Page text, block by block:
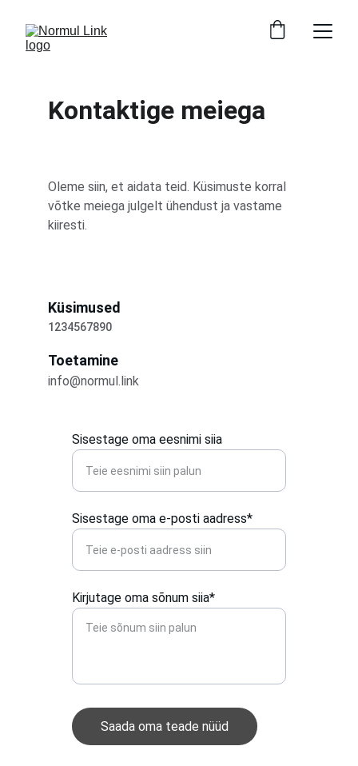
Kontaktige meiega
Oleme siin, et aidata teid. Küsimuste korral
võtke meiega julgelt ühendust ja vastame
kiiresti.
Küsimused
1234567890
Toetamine
info@normul.link
Sisestage oma eesnimi siia
Sisestage oma e-posti aadress*
Kirjutage oma sõnum siia*
Saada oma teade nüüd